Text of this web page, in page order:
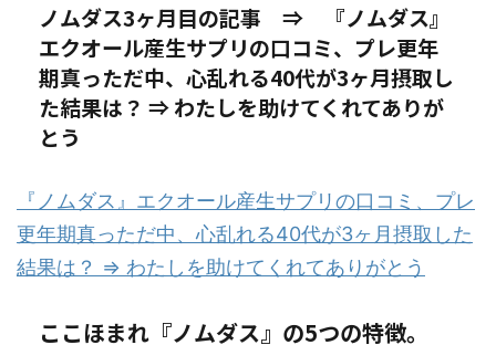
ノムダス3ヶ月目の記事 ⇒ 『ノムダス』
エクオール産生サプリの口コミ、プレ更年
期真っただ中、心乱れる40代が3ヶ月摂取し
た結果は？ ⇒ わたしを助けてくれてありが
とう
『ノムダス』エクオール産生サプリの口コミ、プレ
更年期真っただ中、心乱れる40代が3ヶ月摂取した
結果は？ ⇒ わたしを助けてくれてありがとう
ここほまれ『ノムダス』の5つの特徴。